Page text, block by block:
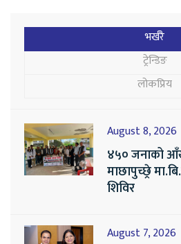
भर्खरै
ट्रेन्डिङ
लोकप्रिय
August 8, 2026
४५० जनाको
माछापुच्छ्रे
शिविर
August 7, 2026